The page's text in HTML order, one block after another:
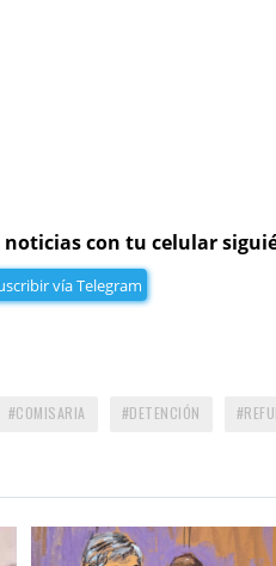
con tu celular
vía Telegram
COMISARIA DETENCIÓN